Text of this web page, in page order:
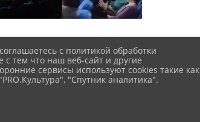
с политикой обработки
тем что наш веб-сайт и другие
сервисы используют cookies такие как
"Спутник аналитика".